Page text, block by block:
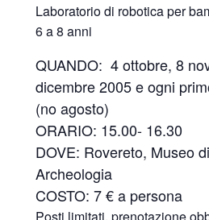
Laboratorio di robotica per
6 a 8 anni
QUANDO: 4 ottobre, 8
dicembre 2005 e ogni
(no agosto)
ORARIO: 15.00- 16.30
DOVE: Rovereto, Museo
Archeologia
COSTO: 7 € a persona
Posti limitati, prenotazione